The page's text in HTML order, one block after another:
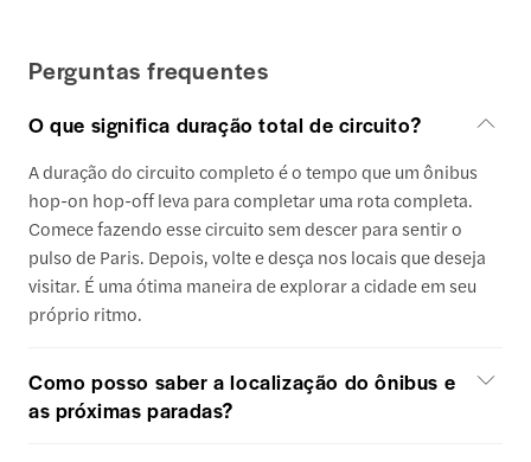
Perguntas frequentes
O que significa duração total de circuito?
A duração do circuito completo é o tempo que um ônibus
hop-on hop-off leva para completar uma rota completa.
Comece fazendo esse circuito sem descer para sentir o
pulso de Paris. Depois, volte e desça nos locais que deseja
visitar. É uma ótima maneira de explorar a cidade em seu
próprio ritmo.
Como posso saber a localização do ônibus e
as próximas paradas?